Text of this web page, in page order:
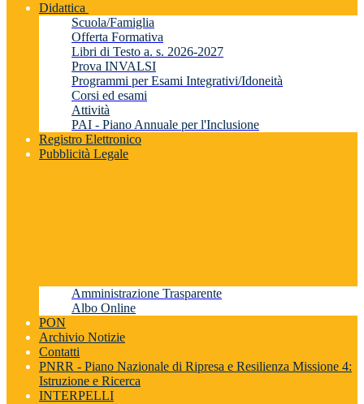
Didattica
Scuola/Famiglia
Offerta Formativa
Libri di Testo a. s. 2026-2027
Prova INVALSI
Programmi per Esami Integrativi/Idoneità
Corsi ed esami
Attività
PAI - Piano Annuale per l'Inclusione
Registro Elettronico
Pubblicità Legale
Amministrazione Trasparente
Albo Online
PON
Archivio Notizie
Contatti
PNRR - Piano Nazionale di Ripresa e Resilienza Missione 4:
Istruzione e Ricerca
INTERPELLI